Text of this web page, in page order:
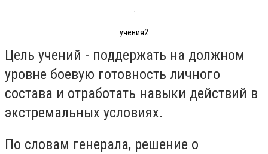
учения2
Цель учений - поддержать на должном
уровне боевую готовность личного
состава и отработать навыки действий в
экстремальных условиях.
По словам генерала, решение о